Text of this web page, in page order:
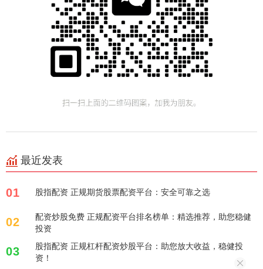
最近发表
01 股指配资 正规期货股票配资平台：安全可靠之选
02
配资炒股免费 正规配资平台排名榜单：精选推荐，助您稳健
投资
03
股指配资 正规杠杆配资炒股平台：助您放大收益，稳健投
资！